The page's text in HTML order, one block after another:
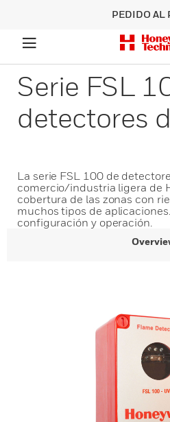
PEDIDO AL
Serie FSL
detectores
La serie FSL 100 de
comercio/industria ligera de
cobertura de las zonas con
muchos tipos de
configuración y operación.